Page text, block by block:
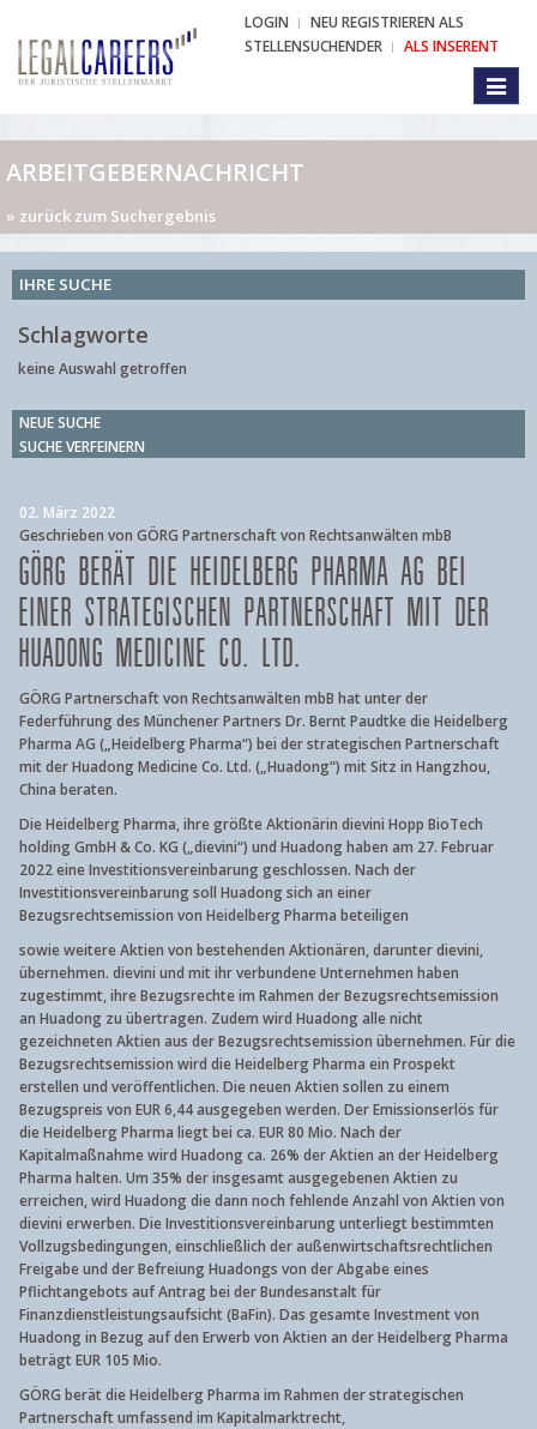
LOGIN
NEU REGISTRIEREN ALS
STELLENSUCHENDER
ALS INSERENT
ARBEITGEBERNACHRICHT
» zurück zum Suchergebnis
IHRE SUCHE
Schlagworte
keine Auswahl getroffen
NEUE SUCHE
SUCHE VERFEINERN
02. März 2022
Geschrieben von GÖRG Partnerschaft von Rechtsanwälten mbB
GÖRG BERÄT DIE HEIDELBERG PHARMA AG BEI
EINER STRATEGISCHEN PARTNERSCHAFT MIT DER
HUADONG MEDICINE CO. LTD.
GÖRG Partnerschaft von Rechtsanwälten mbB hat unter der
Federführung des Münchener Partners Dr. Bernt Paudtke die Heidelberg
Pharma AG („Heidelberg Pharma“) bei der strategischen Partnerschaft
mit der Huadong Medicine Co. Ltd. („Huadong“) mit Sitz in Hangzhou,
China beraten.
Die Heidelberg Pharma, ihre größte Aktionärin dievini Hopp BioTech
holding GmbH & Co. KG („dievini“) und Huadong haben am 27. Februar
2022 eine Investitionsvereinbarung geschlossen. Nach der
Investitionsvereinbarung soll Huadong sich an einer
Bezugsrechtsemission von Heidelberg Pharma beteiligen
sowie weitere Aktien von bestehenden Aktionären, darunter dievini,
übernehmen. dievini und mit ihr verbundene Unternehmen haben
zugestimmt, ihre Bezugsrechte im Rahmen der Bezugsrechtsemission
an Huadong zu übertragen. Zudem wird Huadong alle nicht
gezeichneten Aktien aus der Bezugsrechtsemission übernehmen. Für die
Bezugsrechtsemission wird die Heidelberg Pharma ein Prospekt
erstellen und veröffentlichen. Die neuen Aktien sollen zu einem
Bezugspreis von EUR 6,44 ausgegeben werden. Der Emissionserlös für
die Heidelberg Pharma liegt bei ca. EUR 80 Mio. Nach der
Kapitalmaßnahme wird Huadong ca. 26% der Aktien an der Heidelberg
Pharma halten. Um 35% der insgesamt ausgegebenen Aktien zu
erreichen, wird Huadong die dann noch fehlende Anzahl von Aktien von
dievini erwerben. Die Investitionsvereinbarung unterliegt bestimmten
Vollzugsbedingungen, einschließlich der außenwirtschaftsrechtlichen
Freigabe und der Befreiung Huadongs von der Abgabe eines
Pflichtangebots auf Antrag bei der Bundesanstalt für
Finanzdienstleistungsaufsicht (BaFin). Das gesamte Investment von
Huadong in Bezug auf den Erwerb von Aktien an der Heidelberg Pharma
beträgt EUR 105 Mio.
GÖRG berät die Heidelberg Pharma im Rahmen der strategischen
Partnerschaft umfassend im Kapitalmarktrecht,